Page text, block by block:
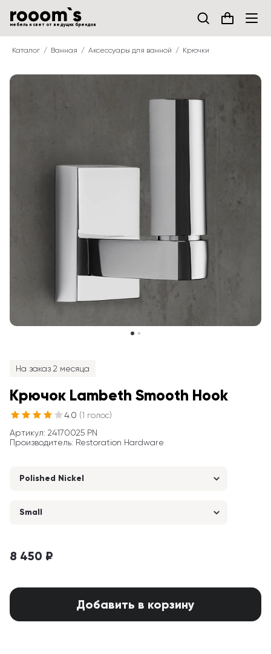
мебель и свет от ведущих брендов
Каталог Ванная Аксессуары для ванной Крючки
На заказ 2 месяца
Крючок Lambeth Smooth Hook
4.0 (1 голос)
Артикул: 24170025 PN
Производитель: Restoration Hardware
Polished Nickel
Small
8 450 ₽
Добавить в корзину